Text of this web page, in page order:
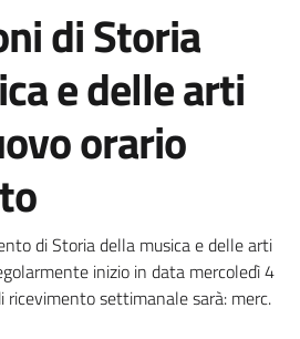
di Storia
e delle arti
orario
di Storia della musica e delle arti
inizio in data mercoledì 4
ricevimento settimanale sarà: merc.